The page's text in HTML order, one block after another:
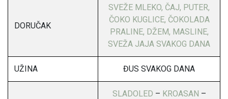
DORUČAK
SVEŽE MLEKO, ČAJ, PUTER,
ČOKO KUGLICE, ČOKOLADA
PRALINE, DŽEM, MASLINE,
SVEŽA JAJA SVAKOG DANA
UŽINA ĐUS SVAKOG DANA
SLADOLED – KROASAN –